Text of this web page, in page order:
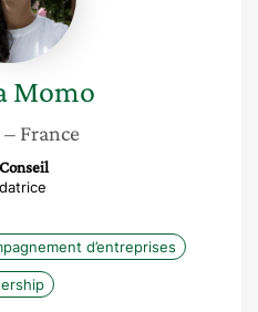
Momo
– France
d’entreprises